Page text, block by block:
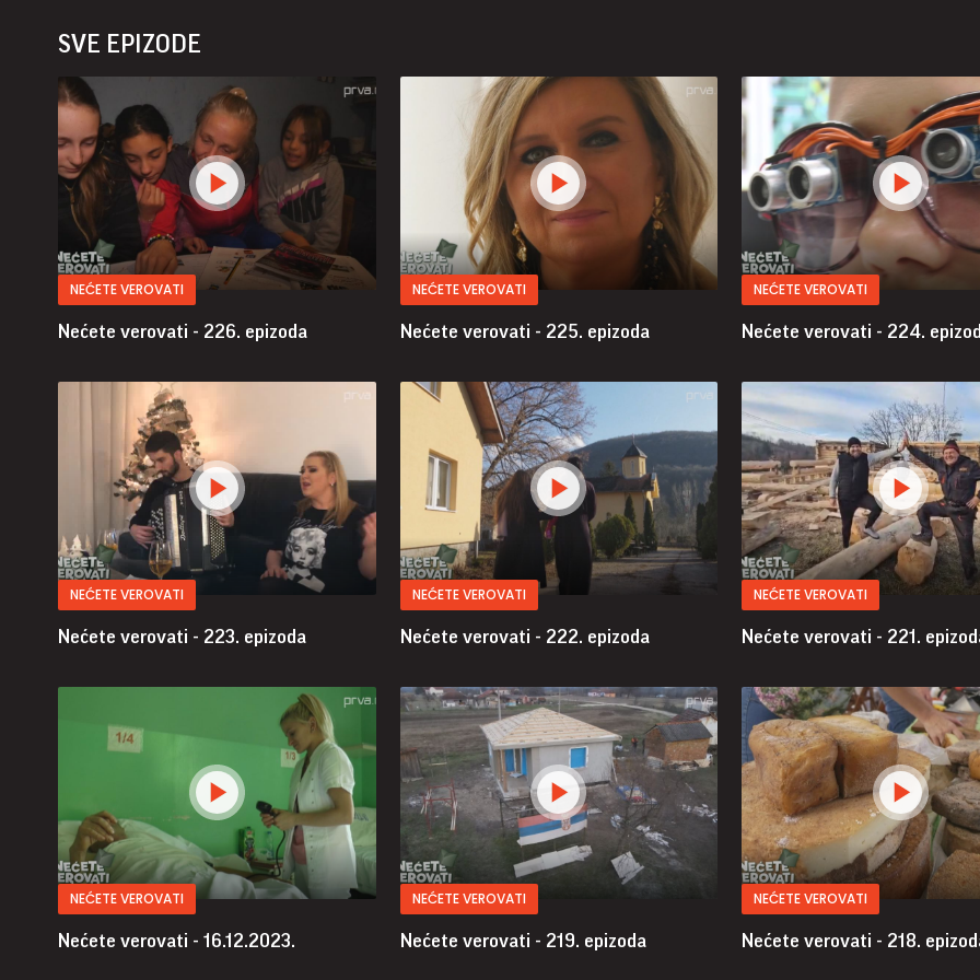
SVE EPIZODE
NEĆETE VEROVATI
Nećete verovati - 226. epizoda
NEĆETE VEROVATI
Nećete verovati - 225. epizoda
NEĆETE VEROVATI
Nećete verovati - 224.
NEĆETE VEROVATI
Nećete verovati - 223. epizoda
NEĆETE VEROVATI
Nećete verovati - 222. epizoda
NEĆETE VEROVATI
Nećete verovati - 221.
NEĆETE VEROVATI
Nećete verovati - 16.12.2023.
NEĆETE VEROVATI
Nećete verovati - 219. epizoda
NEĆETE VEROVATI
Nećete verovati - 218.